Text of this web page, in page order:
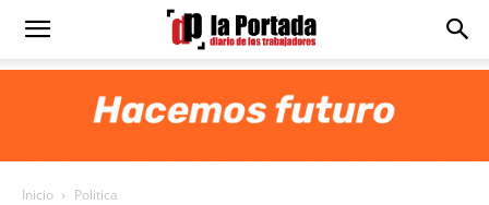
Diario
Inicio Politica